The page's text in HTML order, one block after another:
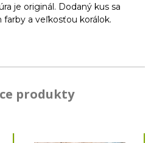
je originál. Dodaný kus sa
a veľkosťou korálok.
produkty